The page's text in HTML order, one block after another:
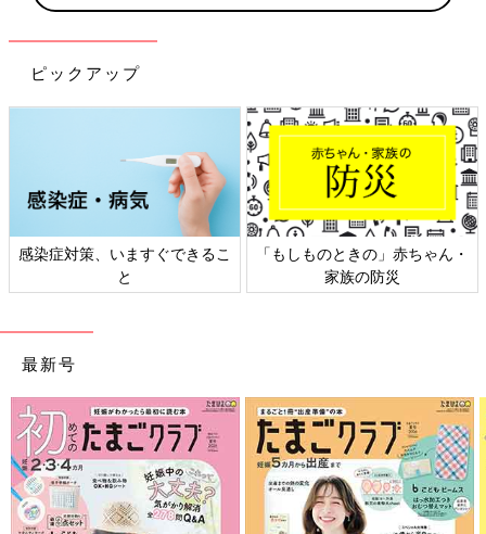
ピックアップ
日本外来小児科学会リーフレッ
ト検討会
六星占術 細木かおりさんの人生
相談
最新号